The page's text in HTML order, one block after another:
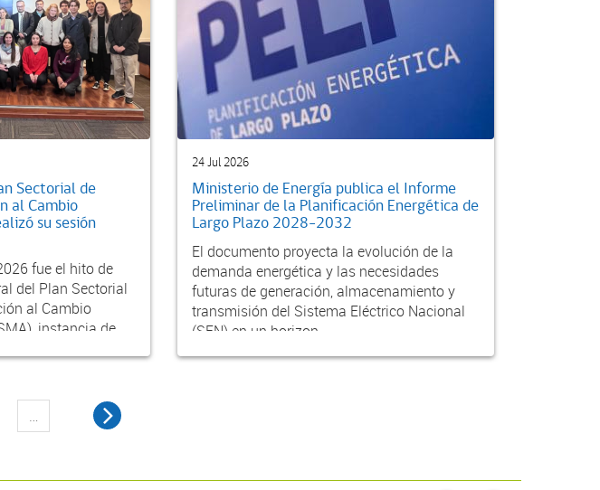
Sectorial de
al Cambio
su sesión
fue el hito de
del Plan Sectorial
al Cambio
instancia de
24 Jul 2026
Ministerio de Energía publica el Informe
Preliminar de la Planificación Energética de
Largo Plazo 2028-2032
El documento proyecta la evolución de la
demanda energética y las necesidades
futuras de generación, almacenamiento y
transmisión del Sistema Eléctrico Nacional
(SEN) en un horizon...
…